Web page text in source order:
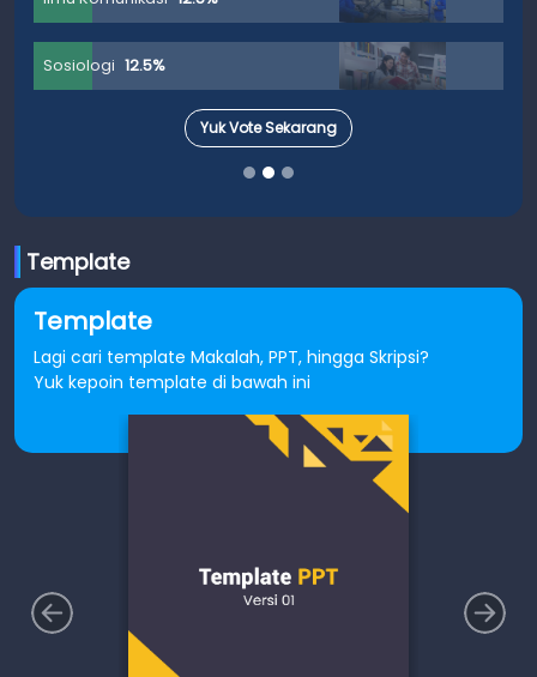
Sosiologi 12.5%
Yuk Vote Sekarang
Template
Template
Lagi cari template Makalah, PPT, hingga Skripsi?
Yuk kepoin template di bawah ini